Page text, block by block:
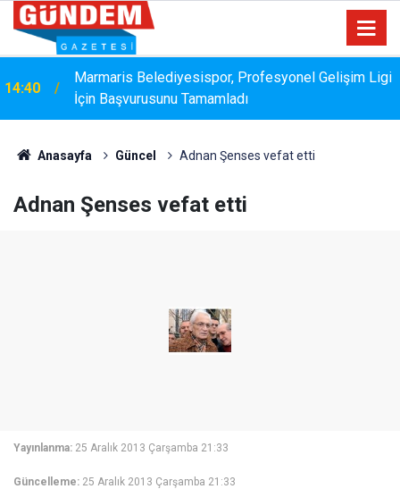
14:40
Marmaris Belediyesispor, Profesyonel Gelişim Ligi
İçin Başvurusunu Tamamladı
Anasayfa Güncel Adnan Şenses vefat etti
Adnan Şenses vefat etti
Yayınlanma: 25 Aralık 2013 Çarşamba 21:33
Güncelleme: 25 Aralık 2013 Çarşamba 21:33